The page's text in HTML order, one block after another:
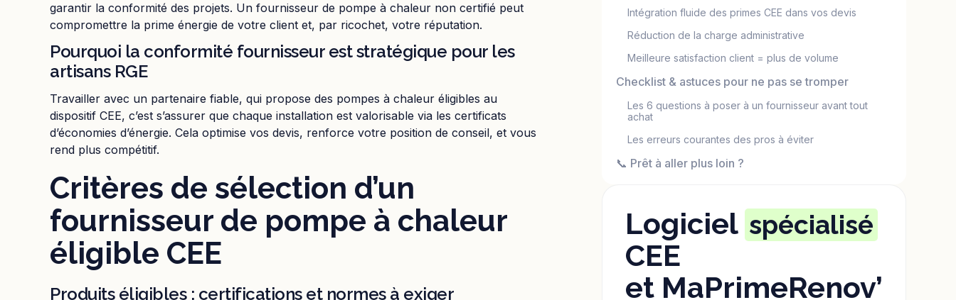
garantir la conformité des projets. Un fournisseur de pompe à chaleur non certifié peut
compromettre la prime énergie de votre client et, par ricochet, votre réputation.
Pourquoi la conformité fournisseur est stratégique pour les
artisans RGE
Travailler avec un partenaire fiable, qui propose des pompes à chaleur éligibles au
dispositif CEE, c’est s’assurer que chaque installation est valorisable via les certificats
d’économies d’énergie. Cela optimise vos devis, renforce votre position de conseil, et vous
rend plus compétitif.
Critères de sélection d’un
fournisseur de pompe à chaleur
éligible CEE
Produits éligibles : certifications et normes à exiger
Intégration fluide des primes CEE dans vos devis
Réduction de la charge administrative
Meilleure satisfaction client = plus de volume
Checklist & astuces pour ne pas se tromper
Les 6 questions à poser à un fournisseur avant tout
achat
Les erreurs courantes des pros à éviter
📞 Prêt à aller plus loin ?
Logiciel spécialisé
CEE
et MaPrimeRenov’